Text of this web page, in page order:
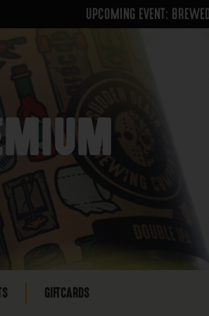
UPCOMING EVENT: BREWED
GIFTCARDS